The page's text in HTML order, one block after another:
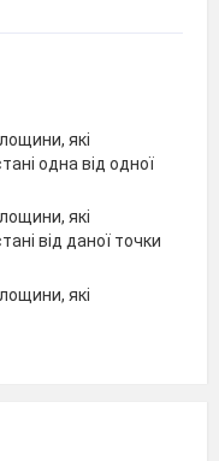
які
одна від одної
які
від даної точки
які